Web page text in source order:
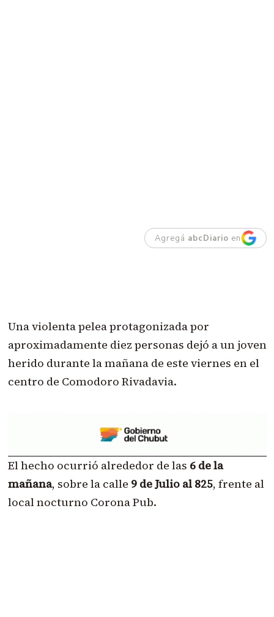
Agregá abcDiario en
Una violenta pelea protagonizada por
aproximadamente diez personas dejó a un joven
herido durante la mañana de este viernes en el
centro de Comodoro Rivadavia.
El hecho ocurrió alrededor de las 6 de la
mañana, sobre la calle 9 de Julio al 825, frente al
local nocturno Corona Pub.